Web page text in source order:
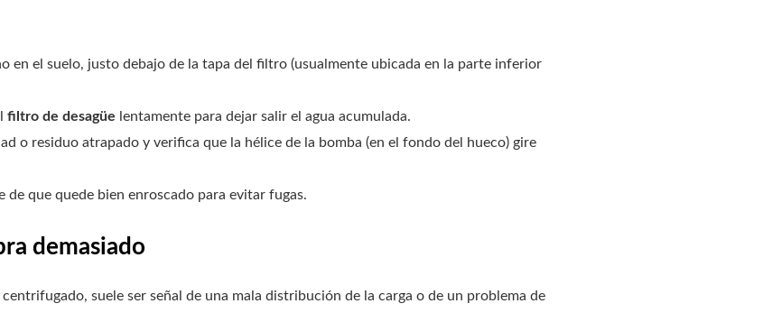
en el suelo, justo debajo de la tapa del filtro (usualmente ubicada en la parte inferior
filtro de desagüe lentamente para dejar salir el agua acumulada.
o residuo atrapado y verifica que la hélice de la bomba (en el fondo del hueco) gire
que quede bien enroscado para evitar fugas.
demasiado
suele ser señal de una mala distribución de la carga o de un problema de